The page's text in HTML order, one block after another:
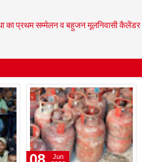
का प्रथम सम्मेलन व बहुजन मूलनिवासी कैलेंडर
Jun